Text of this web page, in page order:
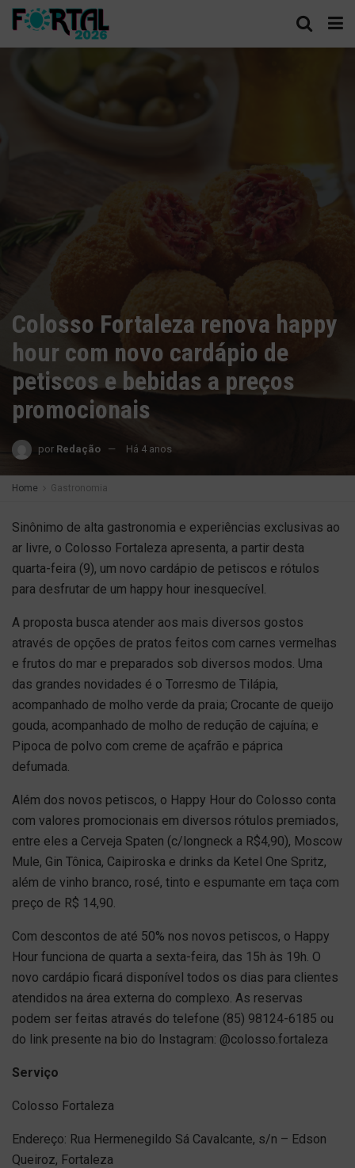
Colosso Fortaleza renova happy
hour com novo cardápio de
petiscos e bebidas a preços
promocionais
por Redação Há 4 anos
Home Gastronomia
Sinônimo de alta gastronomia e experiências exclusivas ao
ar livre, o Colosso Fortaleza apresenta, a partir desta
quarta-feira (9), um novo cardápio de petiscos e rótulos
para desfrutar de um happy hour inesquecível.
A proposta busca atender aos mais diversos gostos
através de opções de pratos feitos com carnes vermelhas
e frutos do mar e preparados sob diversos modos. Uma
das grandes novidades é o Torresmo de Tilápia,
acompanhado de molho verde da praia; Crocante de queijo
gouda, acompanhado de molho de redução de cajuína; e
Pipoca de polvo com creme de açafrão e páprica
defumada.
Além dos novos petiscos, o Happy Hour do Colosso conta
com valores promocionais em diversos rótulos premiados,
entre eles a Cerveja Spaten (c/longneck a R$4,90), Moscow
Mule, Gin Tônica, Caipiroska e drinks da Ketel One Spritz,
além de vinho branco, rosé, tinto e espumante em taça com
preço de R$ 14,90.
Com descontos de até 50% nos novos petiscos, o Happy
Hour funciona de quarta a sexta-feira, das 15h às 19h. O
novo cardápio ficará disponível todos os dias para clientes
atendidos na área externa do complexo. As reservas
podem ser feitas através do telefone (85) 98124-6185 ou
do link presente na bio do Instagram: @colosso.fortaleza
Serviço
Colosso Fortaleza
Endereço: Rua Hermenegildo Sá Cavalcante, s/n – Edson
Queiroz, Fortaleza